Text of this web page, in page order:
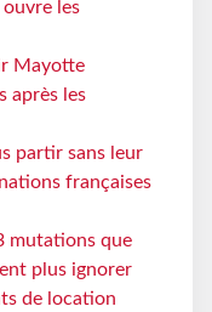
ouvre les
Mayotte
après les
partir sans leur
françaises
mutations que
plus ignorer
de location